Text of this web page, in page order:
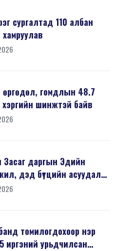
сургалтад 110 албан
өргөдөл, гомдлын 48.7
гэмт хэргийн шинжтэй байв
даргын Эдийн
дэд бүтцийн асуудал
томилогдохоор нэр
иргэний урьдчилсан